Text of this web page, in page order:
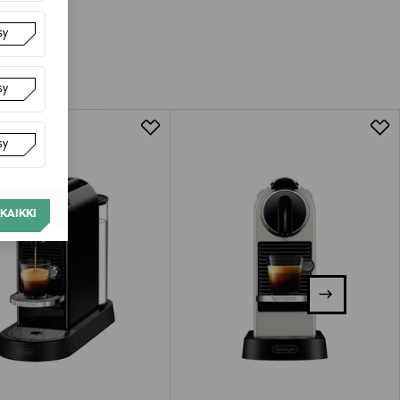
koosta riippuen
valittuun osoitteeseen.
tuotteen vastaanottamisesta.